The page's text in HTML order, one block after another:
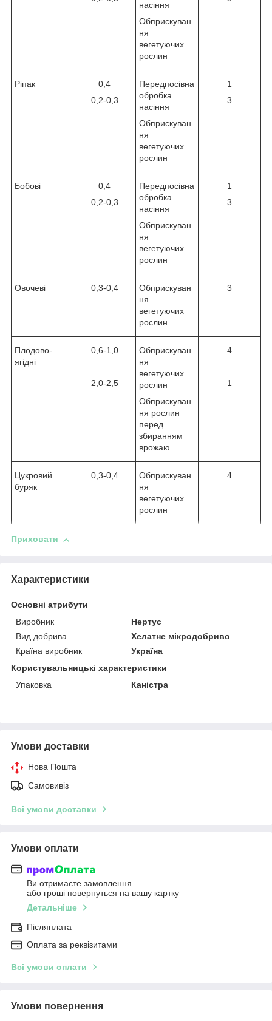
насіння
Обприскуван
ня
вегетуючих
рослин
Ріпак
0,4
0,2-0,3
Передпосівна
обробка
насіння
Обприскуван
ня
вегетуючих
рослин
1
3
Бобові
0,4
0,2-0,3
Передпосівна
обробка
насіння
Обприскуван
ня
вегетуючих
рослин
1
3
Овочеві 0,3-0,4
Обприскуван
ня
вегетуючих
рослин
3
Плодово-
ягідні
0,6-1,0
2,0-2,5
Обприскуван
ня
вегетуючих
рослин
Обприскуван
ня рослин
перед
збиранням
врожаю
4
1
Цукровий
буряк
0,3-0,4
Обприскуван
ня
вегетуючих
рослин
4
Приховати
Характеристики
Основні атрибути
Виробник
Нертус
Вид добрива
Хелатне мікродобриво
Країна виробник
Україна
Користувальницькі характеристики
Упаковка
Каністра
Умови доставки
Нова Пошта
Самовивіз
Всі умови доставки
Умови оплати
Ви отримаєте замовлення
або гроші повернуться на вашу картку
Детальніше
Післяплата
Оплата за реквізитами
Всі умови оплати
Умови повернення